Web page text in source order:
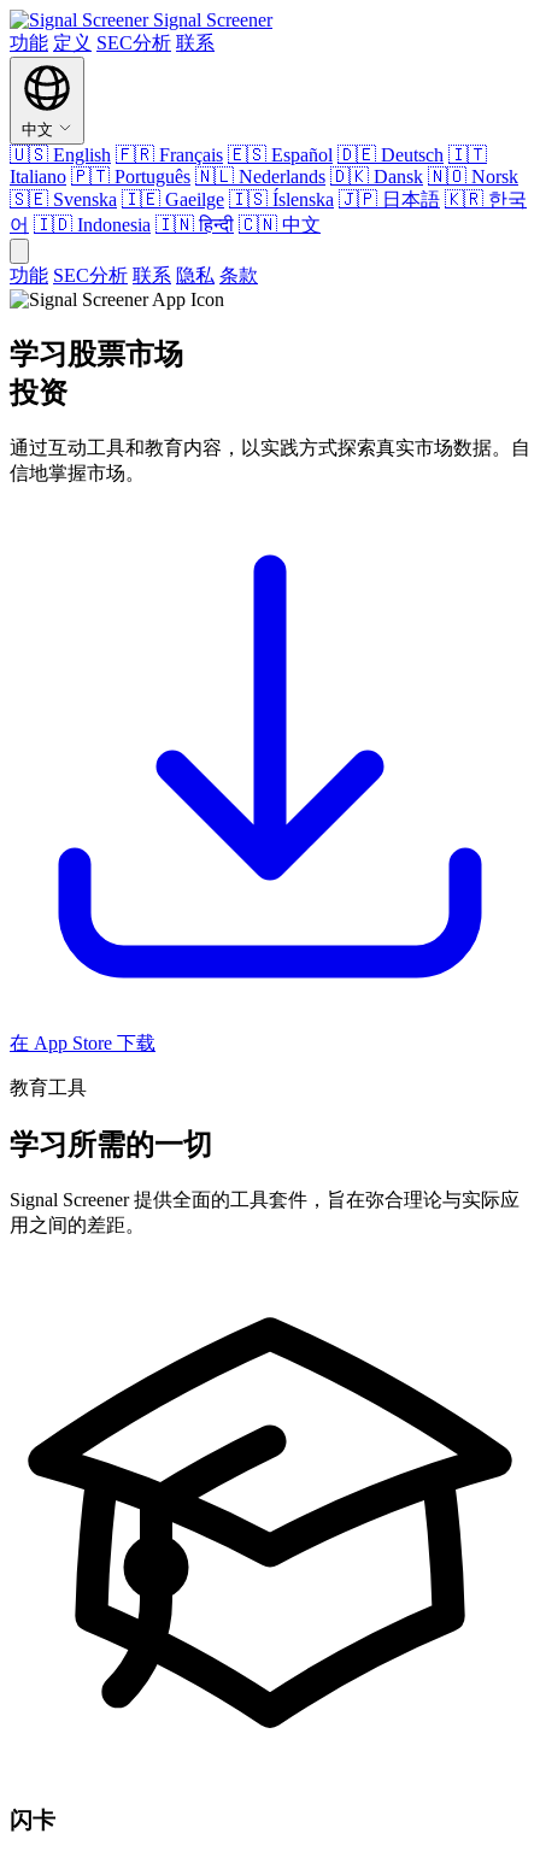
Signal Screener
功能 定义 SEC分析 联系
中文
🇺🇸 English 🇫🇷 Français 🇪🇸 Español 🇩🇪 Deutsch 🇮🇹
Italiano 🇵🇹 Português 🇳🇱 Nederlands 🇩🇰 Dansk 🇳🇴 Norsk
🇸🇪 Svenska 🇮🇪 Gaeilge 🇮🇸 Íslenska 🇯🇵 日本語 🇰🇷 한국
어 🇮🇩 Indonesia 🇮🇳हिन्दी 🇨🇳 中文
功能 SEC分析 联系 隐私 条款
学习股票市场
投资
通过互动工具和教育内容，以实践方式探索真实市场数据。自
信地掌握市场。
在 App Store 下载
教育工具
学习所需的一切
Signal Screener 提供全面的工具套件，旨在弥合理论与实际应
用之间的差距。
闪卡